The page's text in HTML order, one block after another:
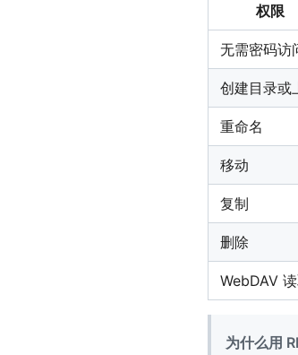
权限
无需密码访
创建目录或
重命名
移动
复制
删除
WebDAV
为什么用